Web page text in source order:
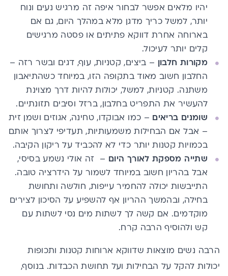
יהיו מלאים אפשר לבחור איפה זה מרגיש נעים ונוח
יותר, למשל כריך מדגן מלא במהלך היום, גם אם
בארוחה אחרת דווקא פתיתים או פסטה מרגישים
קלים יותר לעיכול.
מקורות חלבון – ביצים, קטניות, עוף, דגים ובשר רזה –
החלבון חשוב מאוד בתקופה הזו, במיוחד כשהתיאבון
משתנה. קטניות, למשל, יכולות להיות דרך מצוינת
להעשיר את התפריט בחלבון, ברזל וסיבים תזונתיים.
שומנים בריאים – כמו אבוקדו, טחינה, אגוזים ושמן זית
– אבל אם הבחילות משמעותיות, תעדיפי לצרוך אותם
בכמויות קטנות יותר כדי לא להכביד על ריקון הקיבה.
שתייה מספקת לאורך היום – זה אולי נשמע בסיסי,
אבל בהריון חשוב במיוחד לשמור על הידרציה טובה.
התייבשות יכולה להחמיר עייפות, חולשה ותחושת
בחילה, ובהמשך ההריון אף להשפיע על הסיכון לצירים
מוקדמים. אם קשה לך לשתות מים נסי לשתות עם
קש ולהוסיף הרבה קרח.
הרבה נשים מוצאות שדווקא ארוחות קטנות ותכופות
יכולות להקל על הבחילות ועל תחושת הכבדות. בנוסף,